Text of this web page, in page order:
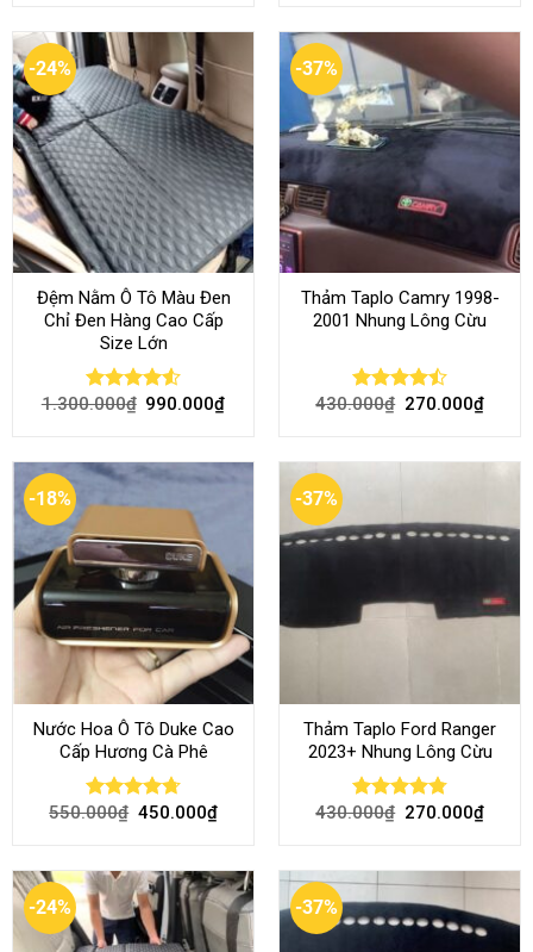
-24%
Đệm Nằm Ô Tô Màu Đen
Chỉ Đen Hàng Cao Cấp
Size Lớn
Rated 4.54
1.300.000₫ 990.000₫
-37%
Thảm Taplo Camry 1998-
2001 Nhung Lông Cừu
Rated
430.000₫ 270.000₫
-18%
Nước Hoa Ô Tô Duke Cao
Cấp Hương Cà Phê
Rated4.70
550.000₫ 450.000₫
-37%
Thảm Taplo Ford Ranger
2023+ Nhung Lông Cừu
Rated 4.80
430.000₫ 270.000₫
-24% -37%